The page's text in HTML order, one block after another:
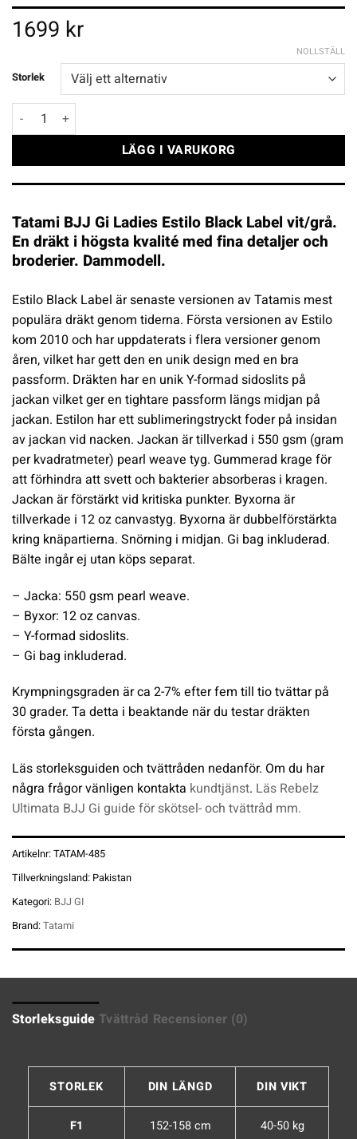
1699 kr
Storlek
NOLLSTÄLL
Tatami BJJ Gi Ladies Estilo Black Label vit/grå mängd
LÄGG I VARUKORG
Tatami BJJ Gi Ladies Estilo Black Label vit/grå.
En dräkt i högsta kvalité med fina detaljer och
broderier. Dammodell.
Estilo Black Label är senaste versionen av Tatamis mest
populära dräkt genom tiderna. Första versionen av Estilo
kom 2010 och har uppdaterats i flera versioner genom
åren, vilket har gett den en unik design med en bra
passform. Dräkten har en unik Y-formad sidoslits på
jackan vilket ger en tightare passform längs midjan på
jackan. Estilon har ett sublimeringstryckt foder på insidan
av jackan vid nacken. Jackan är tillverkad i 550 gsm (gram
per kvadratmeter) pearl weave tyg. Gummerad krage för
att förhindra att svett och bakterier absorberas i kragen.
Jackan är förstärkt vid kritiska punkter. Byxorna är
tillverkade i 12 oz canvastyg. Byxorna är dubbelförstärkta
kring knäpartierna. Snörning i midjan. Gi bag inkluderad.
Bälte ingår ej utan köps separat.
– Jacka: 550 gsm pearl weave.
– Byxor: 12 oz canvas.
– Y-formad sidoslits.
– Gi bag inkluderad.
Krympningsgraden är ca 2-7% efter fem till tio tvättar på
30 grader. Ta detta i beaktande när du testar dräkten
första gången.
Läs storleksguiden och tvättråden nedanför. Om du har
några frågor vänligen kontakta kundtjänst. Läs Rebelz
Ultimata BJJ Gi guide för skötsel- och tvättråd mm.
Artikelnr:TATAM-485
Tillverkningsland: Pakistan
Kategori: BJJ GI
Brand:Tatami
Storleksguide Tvättråd Recensioner (0)
STORLEK DIN LÄNGD DIN VIKT
F1 152-158 cm 40-50 kg